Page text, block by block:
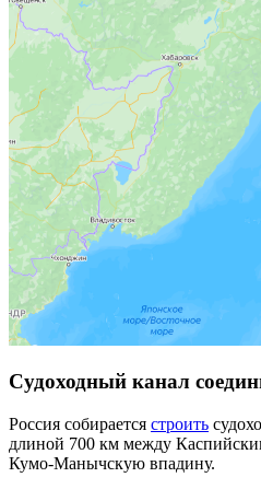
Судоходный канал
Россия собирается строить
длиной 700 км между
Кумо-Манычскую впадину.